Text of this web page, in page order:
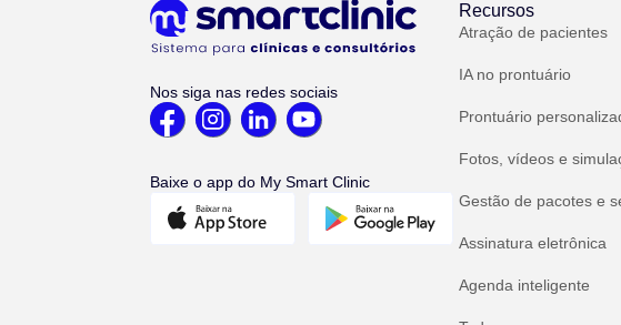
Nos siga nas redes sociais
Baixe o app do My Smart Clinic
Recursos
Atração de pacientes
IA no prontuário
Prontuário
Fotos, vídeos e
Gestão de pacotes e
Assinatura eletrônica
Agenda inteligente